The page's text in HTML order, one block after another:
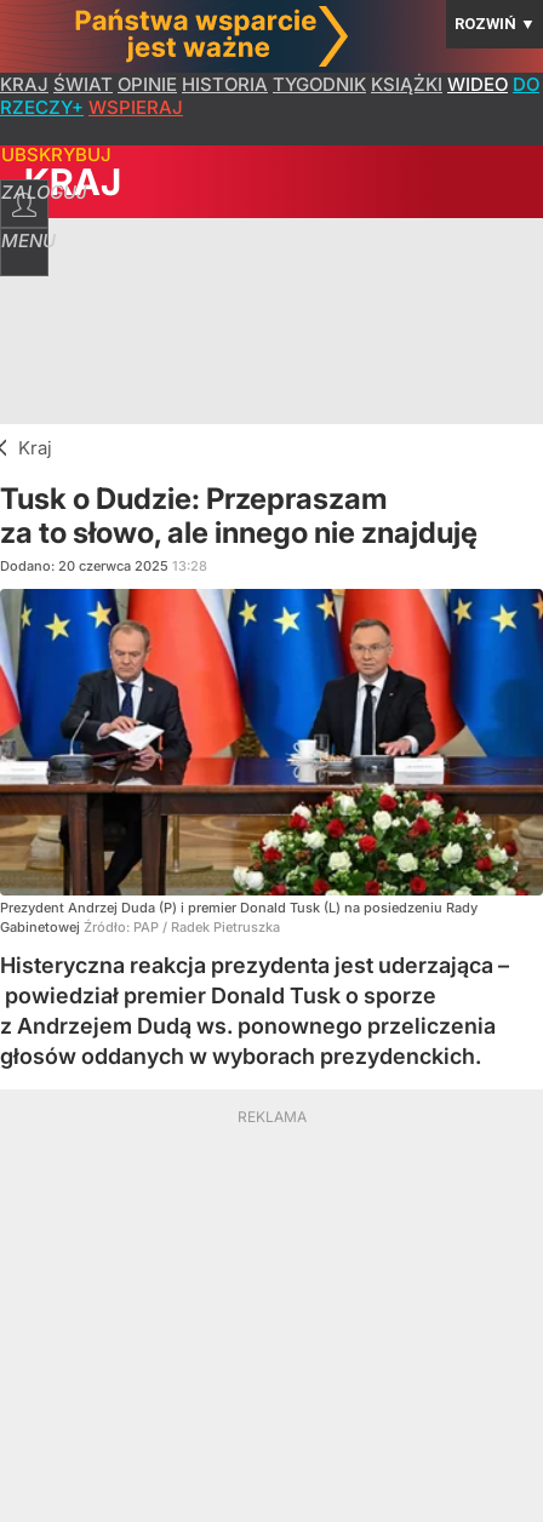
ROZWIŃ ▼
KRAJ ŚWIAT OPINIE HISTORIA TYGODNIK KSIĄŻKI WIDEO DO
RZECZY+ WSPIERAJ
ZALOGUJ
MENU
KRAJ
Kraj
Tusk o Dudzie: Przepraszam
za to słowo, ale innego nie znajduję
Dodano: 20 czerwca 2025 13:28
Prezydent Andrzej Duda (P) i premier Donald Tusk (L) na posiedzeniu Rady
Gabinetowej Źródło: PAP / Radek Pietruszka
Histeryczna reakcja prezydenta jest uderzająca –
powiedział premier Donald Tusk o sporze
z Andrzejem Dudą ws. ponownego przeliczenia
głosów oddanych w wyborach prezydenckich.